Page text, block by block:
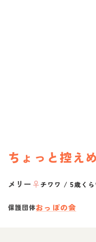
ちょっと控え
メリー ♀ チワワ /5歳くら
保護団体おっぽの会